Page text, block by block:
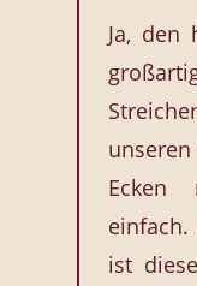
Ja, den
Ecken
einfach.
ist